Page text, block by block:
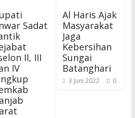
Sadat
II, III
IV
Al Haris Ajak
Masyarakat
Jaga
Kebersihan
Sungai
Batanghari
3 Juni 2022 0